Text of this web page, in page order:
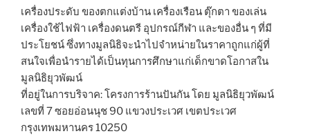
เครื่องประดับ ของตกแต่งบ้าน เครื่องเรือน ตุ๊กตา ของเล่น
เครื่องใช้ไฟฟ้า เครื่องดนตรี อุปกรณ์กีฬา และของอื่น ๆ ที่มี
ประโยชน์ ซึ่งทางมูลนิธิจะนำไปจำหน่ายในราคาถูกแก่ผู้ที่
สนใจเพื่อนำรายได้เป็นทุนการศึกษาแก่เด็กขาดโอกาสใน
มูลนิธิยุวพัฒน์
ที่อยู่ในการบริจาค: โครงการร้านปันกัน โดย มูลนิธิยุวพัฒน์
เลขที่ 7 ซอยอ่อนนุช 90 แขวงประเวศ เขตประเวศ
กรุงเทพมหานคร 10250